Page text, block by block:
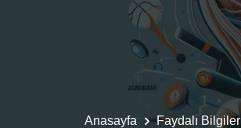
Anasayfa Faydalı Bilgiler